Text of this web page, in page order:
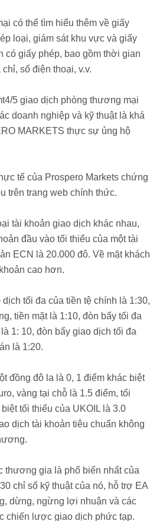
có thể tìm hiểu thêm về giấy
loại, giám sát khu vực và giấy
có giấy phép, bao gồm thời gian
số điện thoại, v.v.
5 giao dịch phòng thương mại
doanh nghiệp và kỹ thuật là khá
MARKETS thực sự ủng hộ
tế của Prospero Markets chứng
trên trang web chính thức.
tài khoản giao dịch khác nhau,
đầu vào tối thiểu của một tài
ECN là 20.000 đô. Về mặt khách
cao hơn.
tối đa của tiền tệ chính là 1:30,
tiền mặt là 1:10, đòn bẩy tối đa
1: 10, đòn bẩy giao dịch tối đa
là 1:20.
đồng đô la là 0, 1 điểm khác biệt
vàng tại chỗ là 1.5 điểm, tối
tối thiểu của UKOIL là 3.0
dịch tài khoản tiêu chuẩn không
thương gia là phổ biến nhất của
chỉ số kỹ thuật của nó, hỗ trợ EA
dừng, ngừng lợi nhuận và các
chiến lược giao dịch phức tạp.